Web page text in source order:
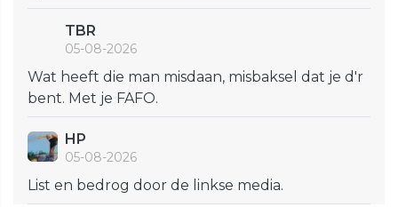
TBR
05-08-2026
Wat heeft die man misdaan, misbaksel dat je d'r
bent. Met je FAFO.
HP
05-08-2026
List en bedrog door de linkse media.